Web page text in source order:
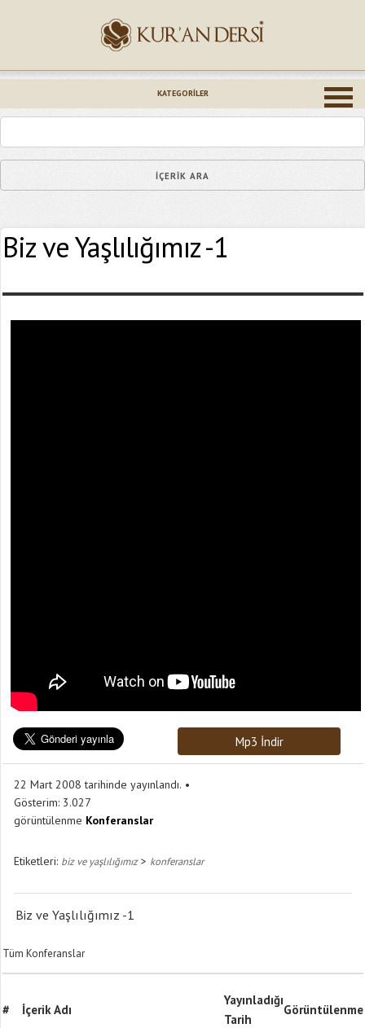
KATEGORILER
Biz ve Yaşlılığımız -1
Mp3 İndir
22 Mart 2008 tarihinde yayınlandı.
Gösterim: 3.027
görüntülenme Konferanslar
Etiketleri: biz ve yaşlılığımız> konferanslar
Biz ve Yaşlılığımız -1
Tüm Konferanslar
# İçerik Adı
Yayınladığı
Tarih
Görüntülenme
Epostanız (*)
Yaşadığınız Hatanın Ayrıntıları